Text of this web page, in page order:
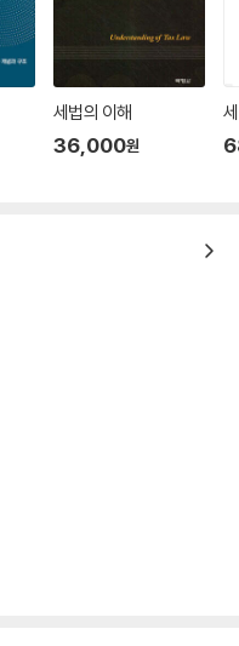
세법의 이해
36,000원